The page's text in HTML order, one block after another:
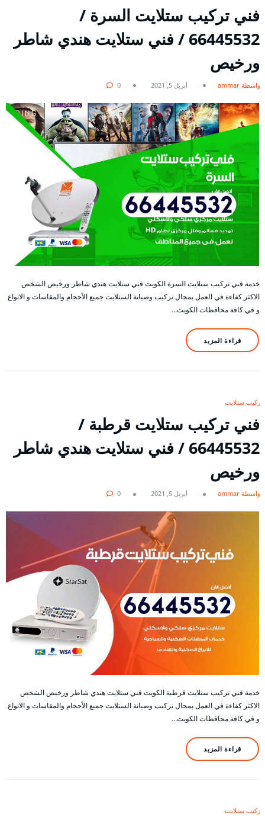
فني تركيب ستلايت السرة /
66445532 / فني ستلايت هندي شاطر
ورخيص
بواسطة ammar أبريل 5, 2021 0
خدمة فني تركيب ستلايت السرة الكويت فني ستلايت هندي شاطر ورخيص الشخص
الاكثر كفاءة في العمل بمجال تركيب وصيانة الستلايت جميع الأحجام والمقاسات و الانواع
و في كافة محافظات الكويت…
قراءة المزيد
تركيب ستلايت
فني تركيب ستلايت قرطبة /
66445532 / فني ستلايت هندي شاطر
ورخيص
بواسطة ammar أبريل 5, 2021 0
خدمة فني تركيب ستلايت قرطبة الكويت فني ستلايت هندي شاطر ورخيص الشخص
الاكثر كفاءة في العمل بمجال تركيب وصيانة الستلايت جميع الأحجام والمقاسات و الانواع
و في كافة محافظات الكويت…
قراءة المزيد
تركيب ستلايت